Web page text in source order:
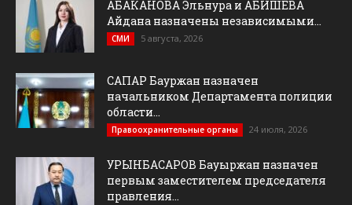
АБАКАНОВА Эльнура и АБИШЕВА
Айдана назначены независимыми...
СМИ 5 августа, 2026
САПАР Бауржан назначен
начальником Департамента полиции
области...
Правоохранительные органы 24 июля, 2026
УРЫНБАСАРОВ Бауыржан назначен
первым заместителем председателя
правления...